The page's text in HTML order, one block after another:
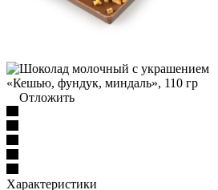
Отложить
Характеристики